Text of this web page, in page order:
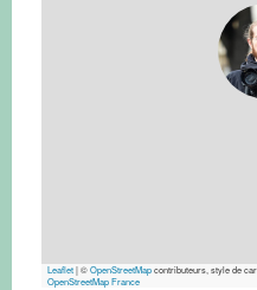
Leaflet|©OpenStreetMapcontributeurs, style de
OpenStreetMap France